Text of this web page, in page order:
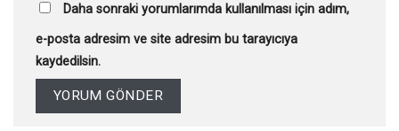
Daha sonraki yorumlarımda kullanılması için adım,
e-posta adresim ve site adresim bu tarayıcıya
kaydedilsin.